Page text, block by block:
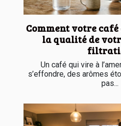
Comment votre
la qualité de
Un café qui vire à
s’effondre, des arômes
pas...